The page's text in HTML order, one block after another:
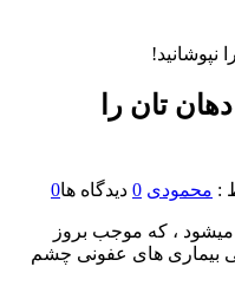
تان را
: محمودی 0 دیدگاه ها0
، که موجب بروز
های عفونی چشم